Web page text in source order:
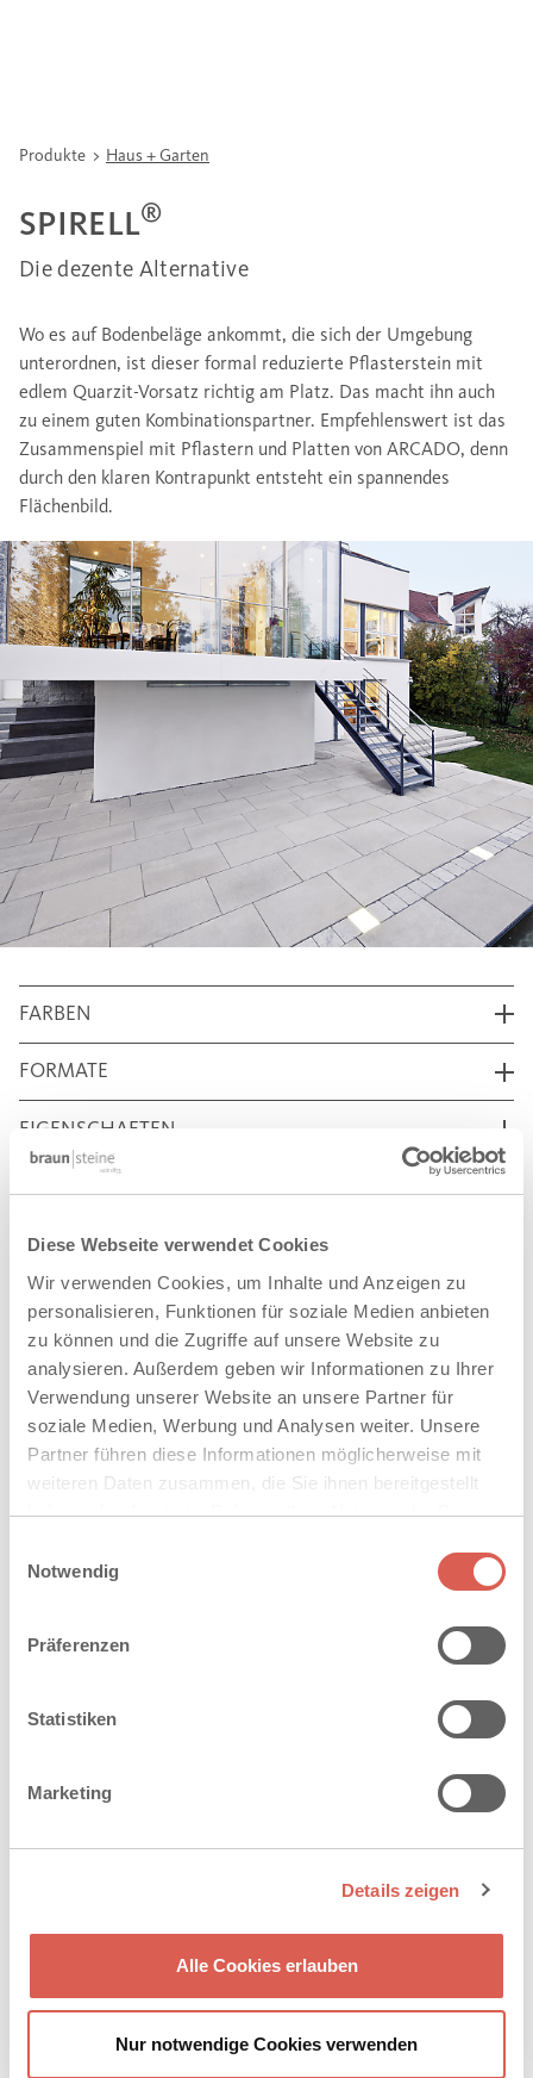
Diese Webseite verwendet Cookies
Wir verwenden Cookies, um Inhalte und Anzeigen zu
personalisieren, Funktionen für soziale Medien anbieten
zu können und die Zugriffe auf unsere Website zu
analysieren. Außerdem geben wir Informationen zu Ihrer
Verwendung unserer Website an unsere Partner für
soziale Medien, Werbung und Analysen weiter. Unsere
Partner führen diese Informationen möglicherweise mit
weiteren Daten zusammen, die Sie ihnen bereitgestellt
haben oder die sie im Rahmen Ihrer Nutzung der Dienste
Cookies, wenn Sie unsere Webseite weiterhin nutzen.
Notwendig
Präferenzen
Statistiken
Marketing
Details zeigen
Alle Cookies erlauben
Nur notwendige Cookies verwenden
Produkte Haus + Garten
SPIRELL®
Die dezente Alternative
Wo es auf Bodenbeläge ankommt, die sich der Umgebung
unterordnen, ist dieser formal reduzierte Pflasterstein mit
edlem Quarzit-Vorsatz richtig am Platz. Das macht ihn auch
zu einem guten Kombinationspartner. Empfehlenswert ist das
Zusammenspiel mit Pflastern und Platten von ARCADO, denn
durch den klaren Kontrapunkt entsteht ein spannendes
Flächenbild.
FARBEN
FORMATE
EIGENSCHAFTEN
TECHNISCHE DATEN
DOWNLOADS
AUF DIE MERKLISTE
SPIRELL